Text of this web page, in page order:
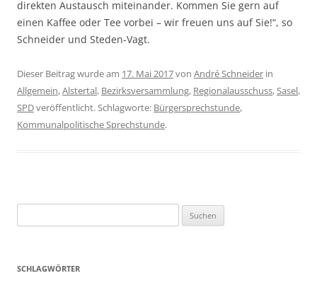
direkten Austausch miteinander. Kommen Sie gern auf
einen Kaffee oder Tee vorbei – wir freuen uns auf Sie!“, so
Schneider und Steden-Vagt.
Dieser Beitrag wurde am 17. Mai 2017von André Schneider in
Allgemein,Alstertal, Bezirksversammlung, Regionalausschuss,Sasel,
SPDveröffentlicht. Schlagworte: Bürgersprechstunde,
Kommunalpolitische Sprechstunde.
nach:
SCHLAGWÖRTER